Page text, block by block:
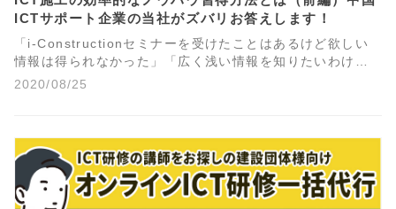
ICTサポート企業の当社がズバリお答えします！
「i-Constructionセミナーを受けたことはあるけど欲しい
情報は得られなかった」「広く浅い情報を知りたいわけじ
ゃない。」「もう少し突っ込んだ専門的で実務的な内容を
「ICT施工の効率的なノウハウ習得方法」についてお伝えし
たいと思います。
2020/08/25